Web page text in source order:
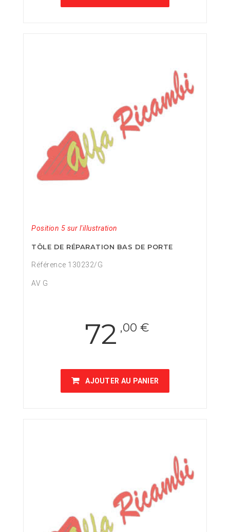
Position 5 sur l'illustration
TÔLE DE RÉPARATION BAS DE PORTE
Référence 130232/G
AV G
72 ,00 €
AJOUTER AU PANIER